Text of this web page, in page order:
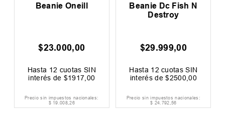
Beanie Oneill
$23.000,00
Hasta 12 cuotas SIN
interés de $1917 00
Precio sin impuestos nacionales:
$ 19.008,26
Beanie Dc Fish N
Destroy
$29.999,00
Hasta 12 cuotas SIN
interés de$2500 ,00
Precio sin impuestos nacionales:
$ 24.792,56